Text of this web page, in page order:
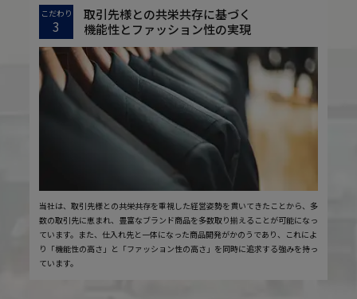
こだわり
3
取引先様との共栄共存に基づく
機能性とファッション性の実現
当社は、取引先様との共栄共存を重視した経営姿勢を貫いてきたことから、多
数の取引先に恵まれ、豊富なブランド商品を多数取り揃えることが可能になっ
ています。また、仕入れ先と一体になった商品開発がかのうであり、これによ
り「機能性の高さ」と「ファッション性の高さ」を同時に追求する強みを持っ
ています。